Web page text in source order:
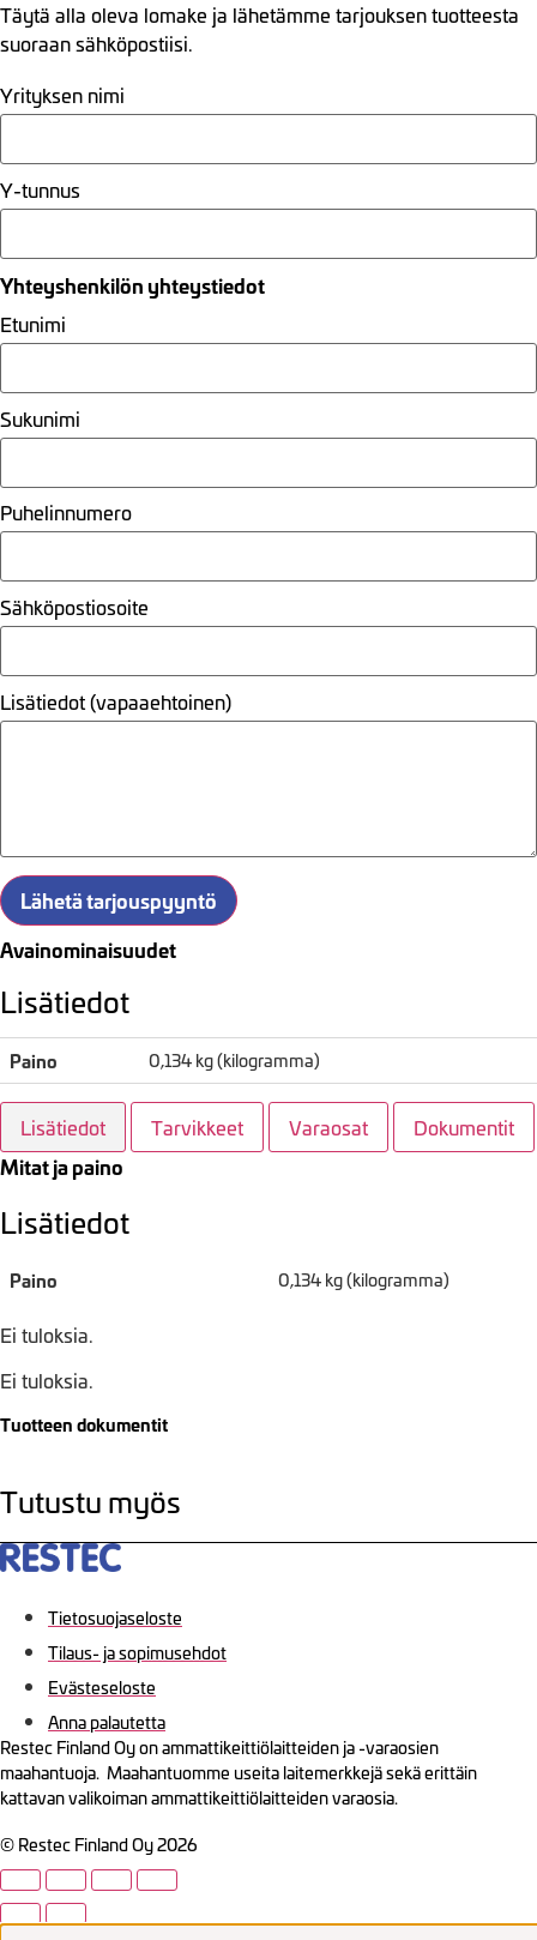
Täytä alla oleva lomake ja lähetämme tarjouksen tuotteesta
suoraan sähköpostiisi.
Yrityksen nimi
Y-tunnus
Yhteyshenkilön yhteystiedot
Etunimi
Sukunimi
Puhelinnumero
Sähköpostiosoite
Lisätiedot (vapaaehtoinen)
Lähetä tarjouspyyntö
Avainominaisuudet
Lisätiedot
Paino 0,134 kg (kilogramma)
Lisätiedot Tarvikkeet Varaosat Dokumentit
Mitat ja paino
Lisätiedot
Paino 0,134 kg (kilogramma)
Ei tuloksia.
Ei tuloksia.
Tuotteen dokumentit
Tutustu myös
Tietosuojaseloste
Tilaus- ja sopimusehdot
Evästeseloste
Anna palautetta
Restec Finland Oy on ammattikeittiölaitteiden ja -varaosien
maahantuoja. Maahantuomme useita laitemerkkejä sekä erittäin
kattavan valikoiman ammattikeittiölaitteiden varaosia.
© Restec Finland Oy 2026